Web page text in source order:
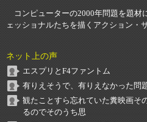
コンピューターの2000年問題を題材
ェッショナルたちを描くアクション・
ネット上の声
エスプリとF4ファントム
有りえそうで、有りえなかった問
観たことすら忘れていた糞映画
るのでそのうち思